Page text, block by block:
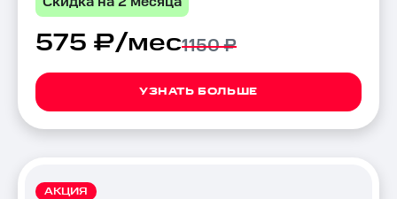
575 ₽/мес1150 ₽
УЗНАТЬ БОЛЬШЕ
АКЦИЯ